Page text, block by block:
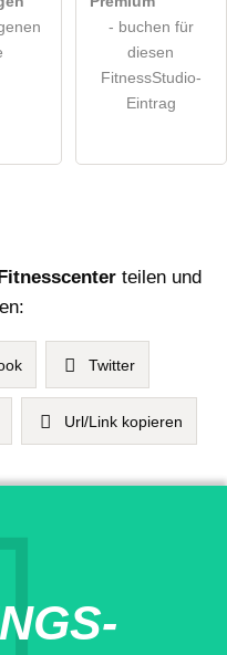
- buchen für
diesen
FitnessStudio-
Eintrag
teilen und
Twitter
Url/Link kopieren